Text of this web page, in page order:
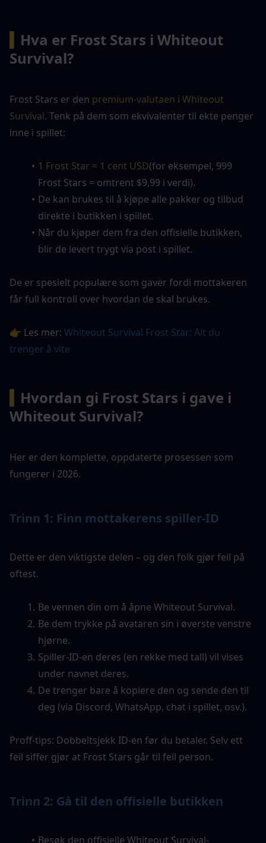
Hva er Frost Stars i Whiteout
Survival?
Frost Stars er den premium-valutaen i Whiteout
Survival. Tenk på dem som ekvivalenter til ekte penger
inne i spillet:
1 Frost Star ≈ 1 cent USD(for eksempel, 999
Frost Stars = omtrent $9,99 i verdi).
De kan brukes til å kjøpe alle pakker og tilbud
direkte i butikken i spillet.
Når du kjøper dem fra den offisielle butikken,
blir de levert trygt via post i spillet.
De er spesielt populære som gaver fordi mottakeren
får full kontroll over hvordan de skal brukes.
👉 Les mer: Whiteout Survival Frost Star: Alt du
trenger å vite
Hvordan gi Frost Stars i gave i
Whiteout Survival?
Her er den komplette, oppdaterte prosessen som
fungerer i 2026.
Trinn 1: Finn mottakerens spiller-ID
Dette er den viktigste delen – og den folk gjør feil på
oftest.
Be vennen din om å åpne Whiteout Survival.
Be dem trykke på avataren sin i øverste venstre
hjørne.
Spiller-ID-en deres (en rekke med tall) vil vises
under navnet deres.
De trenger bare å kopiere den og sende den til
deg (via Discord, WhatsApp, chat i spillet, osv.).
Proff-tips: Dobbeltsjekk ID-en før du betaler. Selv ett
feil siffer gjør at Frost Stars går til feil person.
Trinn 2: Gå til den offisielle butikken
Besøk den offisielle Whiteout Survival-